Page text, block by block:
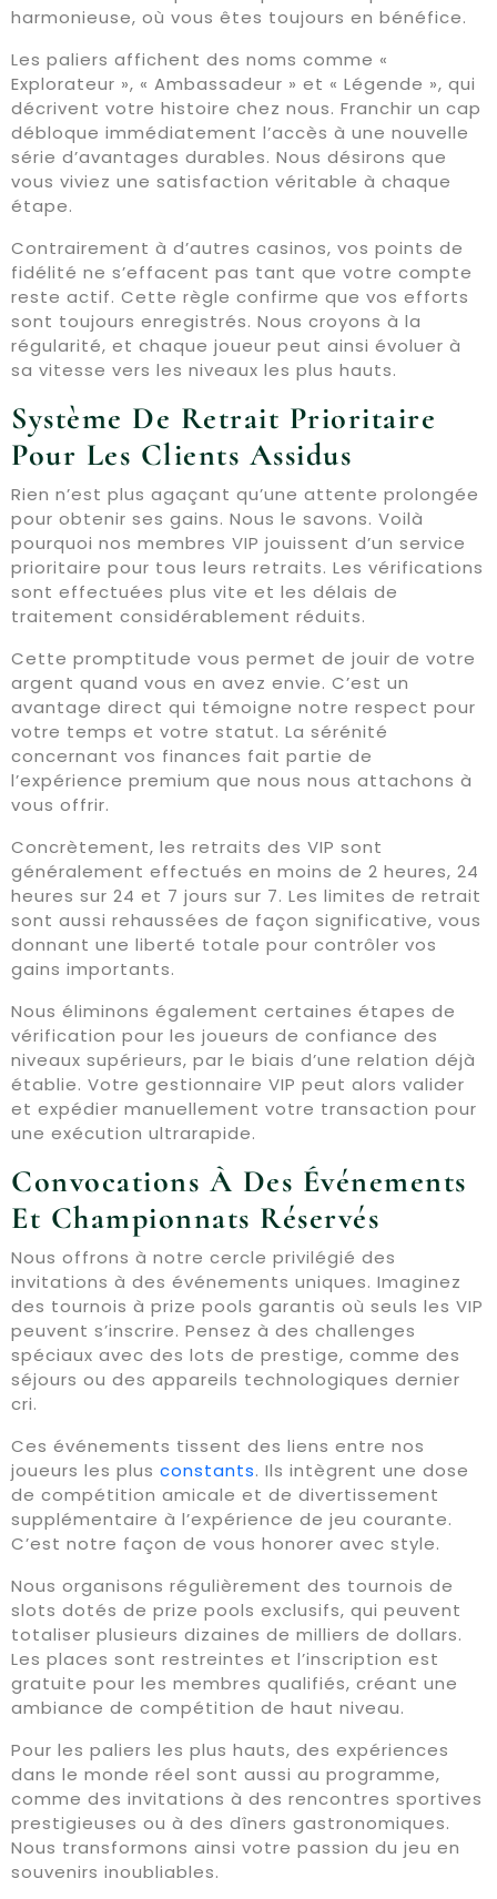
harmonieuse, où vous êtes toujours en bénéfice.
Les paliers affichent des noms comme «
Explorateur », « Ambassadeur » et « Légende », qui
décrivent votre histoire chez nous. Franchir un cap
débloque immédiatement l’accès à une nouvelle
série d’avantages durables. Nous désirons que
vous viviez une satisfaction véritable à chaque
étape.
Contrairement à d’autres casinos, vos points de
fidélité ne s’effacent pas tant que votre compte
reste actif. Cette règle confirme que vos efforts
sont toujours enregistrés. Nous croyons à la
régularité, et chaque joueur peut ainsi évoluer à
sa vitesse vers les niveaux les plus hauts.
Système De Retrait Prioritaire
Pour Les Clients Assidus
Rien n’est plus agaçant qu’une attente prolongée
pour obtenir ses gains. Nous le savons. Voilà
pourquoi nos membres VIP jouissent d’un service
prioritaire pour tous leurs retraits. Les vérifications
sont effectuées plus vite et les délais de
traitement considérablement réduits.
Cette promptitude vous permet de jouir de votre
argent quand vous en avez envie. C’est un
avantage direct qui témoigne notre respect pour
votre temps et votre statut. La sérénité
concernant vos finances fait partie de
l’expérience premium que nous nous attachons à
vous offrir.
Concrètement, les retraits des VIP sont
généralement effectués en moins de 2 heures, 24
heures sur 24 et 7 jours sur 7. Les limites de retrait
sont aussi rehaussées de façon significative, vous
donnant une liberté totale pour contrôler vos
gains importants.
Nous éliminons également certaines étapes de
vérification pour les joueurs de confiance des
niveaux supérieurs, par le biais d’une relation déjà
établie. Votre gestionnaire VIP peut alors valider
et expédier manuellement votre transaction pour
une exécution ultrarapide.
Convocations À Des Événements
Et Championnats Réservés
Nous offrons à notre cercle privilégié des
invitations à des événements uniques. Imaginez
des tournois à prize pools garantis où seuls les VIP
peuvent s’inscrire. Pensez à des challenges
spéciaux avec des lots de prestige, comme des
séjours ou des appareils technologiques dernier
cri.
Ces événements tissent des liens entre nos
joueurs les plus constants. Ils intègrent une dose
de compétition amicale et de divertissement
supplémentaire à l’expérience de jeu courante.
C’est notre façon de vous honorer avec style.
Nous organisons régulièrement des tournois de
slots dotés de prize pools exclusifs, qui peuvent
totaliser plusieurs dizaines de milliers de dollars.
Les places sont restreintes et l’inscription est
gratuite pour les membres qualifiés, créant une
ambiance de compétition de haut niveau.
Pour les paliers les plus hauts, des expériences
dans le monde réel sont aussi au programme,
comme des invitations à des rencontres sportives
prestigieuses ou à des dîners gastronomiques.
Nous transformons ainsi votre passion du jeu en
souvenirs inoubliables.